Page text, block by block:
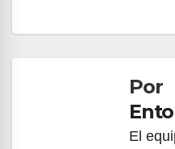
entradasPor
El